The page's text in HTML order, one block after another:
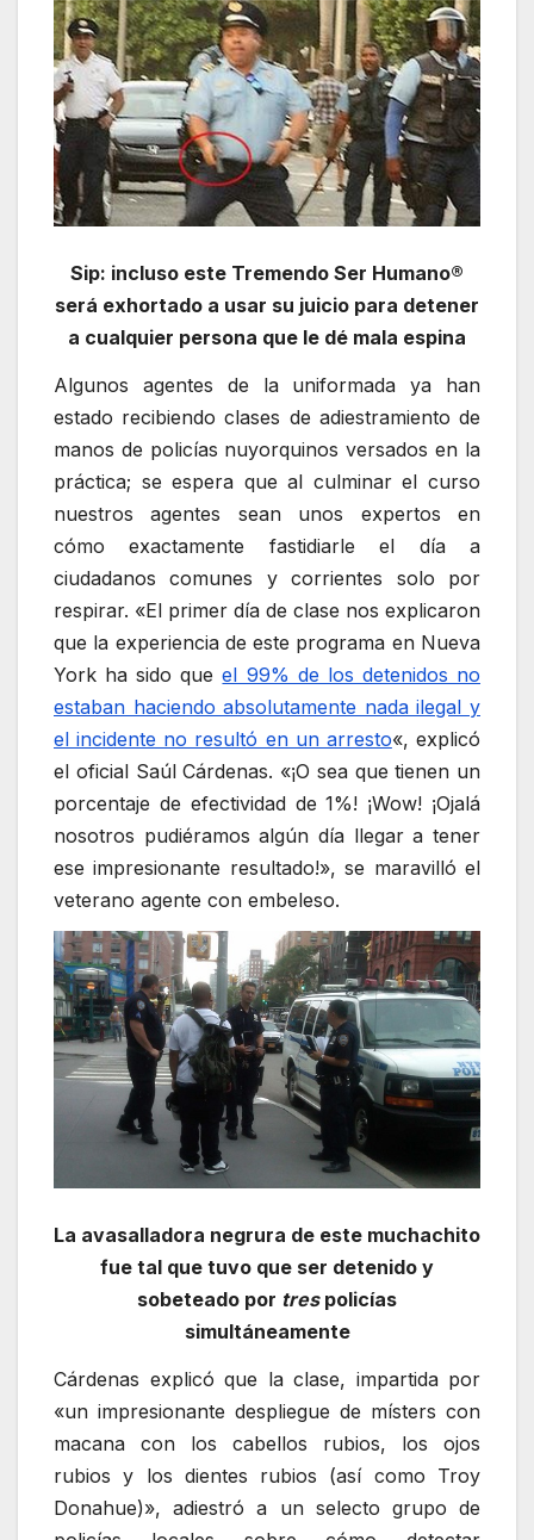
Sip: incluso este Tremendo Ser Humano®
será exhortado a usar su juicio para detener
a cualquier persona que le dé mala espina
Algunos agentes de la uniformada ya han
estado recibiendo clases de adiestramiento de
manos de policías nuyorquinos versados en la
práctica; se espera que al culminar el curso
nuestros agentes sean unos expertos en
cómo exactamente fastidiarle el día a
ciudadanos comunes y corrientes solo por
respirar. «El primer día de clase nos explicaron
que la experiencia de este programa en Nueva
York ha sido queel 99% de los detenidos no
estaban haciendo absolutamente nada ilegal y
el incidente no resultó en un arresto«, explicó
el oficial Saúl Cárdenas. «¡O sea que tienen un
porcentaje de efectividad de 1%! ¡Wow! ¡Ojalá
nosotros pudiéramos algún día llegar a tener
ese impresionante resultado!», se maravilló el
veterano agente con embeleso.
La avasalladora negrura de este muchachito
fue tal que tuvo que ser detenido y
sobeteado por trespolicías
simultáneamente
Cárdenas explicó que la clase, impartida por
«un impresionante despliegue de místers con
macana con los cabellos rubios, los ojos
rubios y los dientes rubios (así como Troy
Donahue)», adiestró a un selecto grupo de